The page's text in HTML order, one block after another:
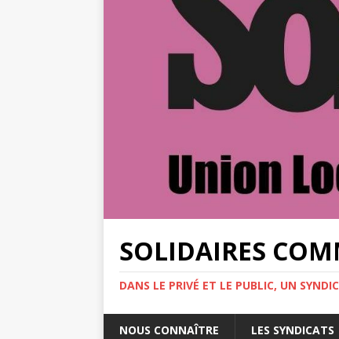
SOLIDAIRES
DANS LE PRIVÉ ET LE PUBLIC, UN
NOUS CONNAÎTRE LES SYNDICATS